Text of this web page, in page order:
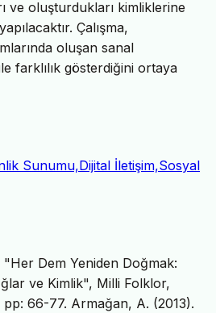
ve oluşturdukları kimliklerine
Çalışma,
oluşan sanal
farklılık gösterdiğini ortaya
Sunumu,Dijital İletişim,Sosyal
"Her Dem Yeniden Doğmak:
ve Kimlik", Milli Folklor,
pp: 66-77. Armağan, A. (2013).